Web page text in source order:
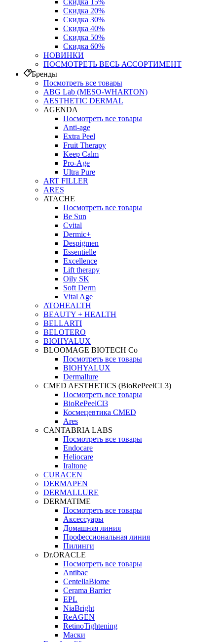
Скидка 15%
Скидка 20%
Скидка 30%
Скидка 40%
Скидка 50%
Скидка 60%
НОВИНКИ
ПОСМОТРЕТЬ ВЕСЬ АССОРТИМЕНТ
Бренды
Посмотреть все товары
ABG Lab (MESO-WHARTON)
AESTHETIC DERMAL
AGENDA
Посмотреть все товары
Anti-age
Extra Peel
Fruit Therapy
Keep Calm
Pro‑Age
Ultra Pure
ART FILLER
ARES
ATACHE
Посмотреть все товары
Be Sun
Cvital
Dermic+
Despigmen
Essentielle
Excellence
Lift therapy
Oily SK
Soft Derm
Vital Age
ATOHEALTH
BEAUTY + HEALTH
BELLARTI
BELOTERO
BIOHYALUX
BLOOMAGE BIOTECH Co
Посмотреть все товары
BIOHYALUX
Dermallure
CMED AESTHETICS (BioRePeelCL3)
Посмотреть все товары
BioRePeelCl3
Космецевтика CMED
Ares
CANTABRIA LABS
Посмотреть все товары
Endocare
Heliocare
Iraltone
CURACEN
DERMAPEN
DERMALLURE
DERMATIME
Посмотреть все товары
Аксессуары
Домашняя линия
Профессиональная линия
Пилинги
Dr.ORACLE
Посмотреть все товары
Antibac
CentellaBiome
Cerama Barrier
EPL
NiaBright
ReAGEN
RetinoTightening
Маски